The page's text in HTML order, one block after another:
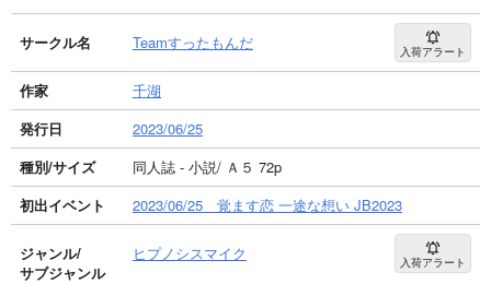
サークル名 Teamすったもんだ 入荷アラート
作家
千湖
発行日
2023/06/25
種別/サイズ
同人誌 - 小説/ Ａ５ 72p
初出イベント
2023/06/25 覚ます恋 一途な想い JB2023
ジャンル/
サブジャンル
ヒプノシスマイク 入荷アラート